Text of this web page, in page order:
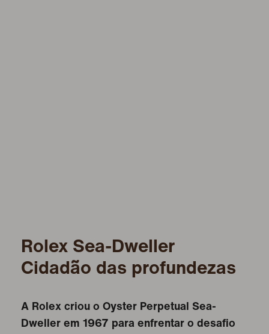
Rolex Sea-Dweller
Cidadão das profundezas
A Rolex criou o Oyster Perpetual Sea-
Dweller em 1967 para enfrentar o desafio